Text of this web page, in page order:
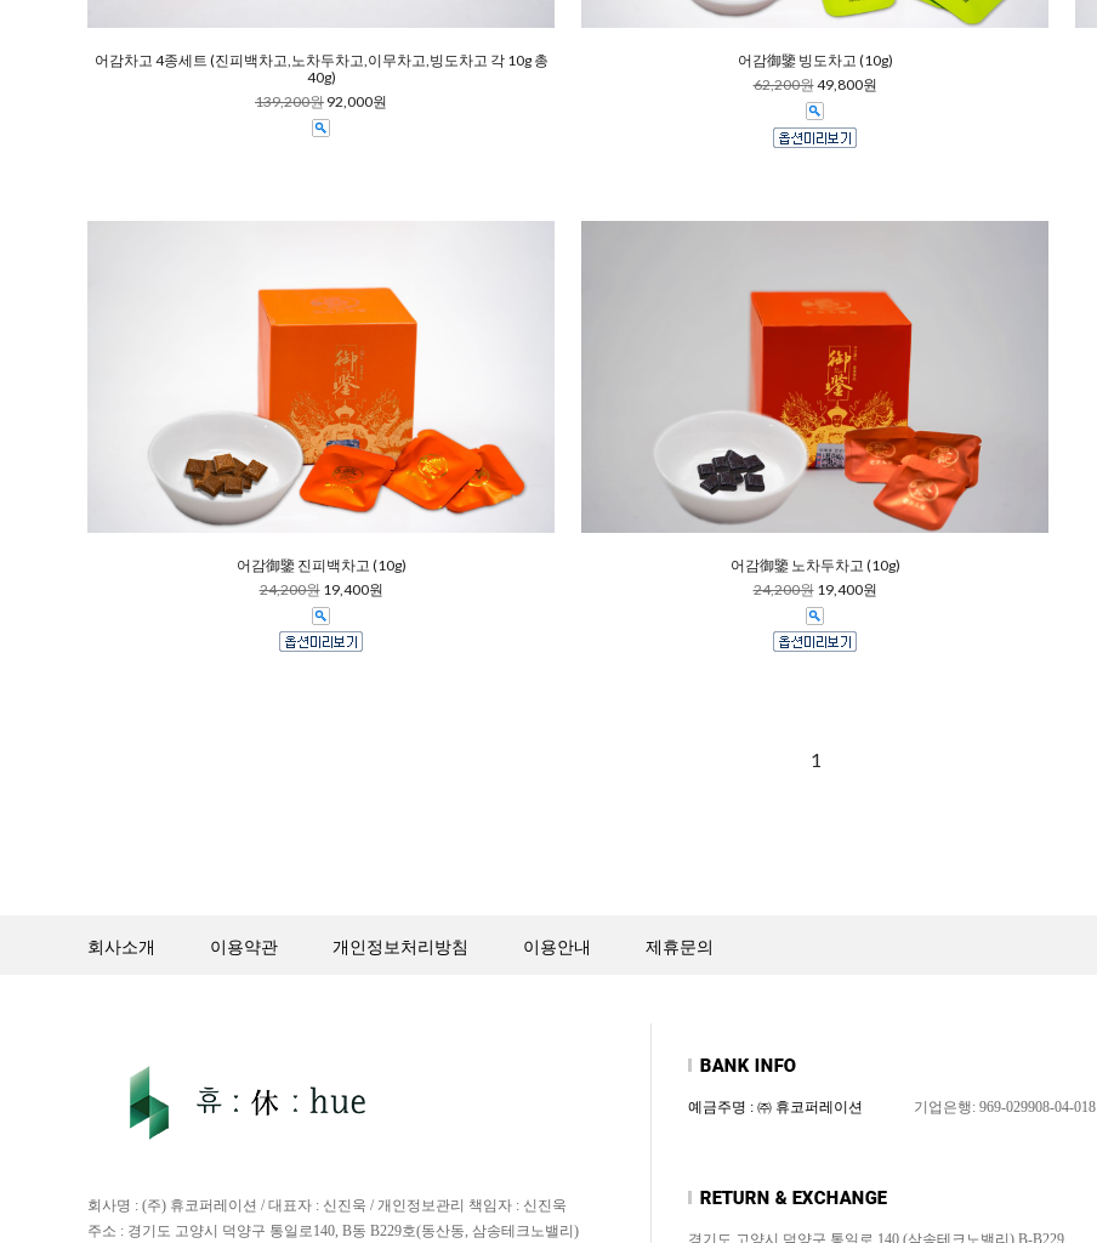
어감차고 4종세트 (진피백차고,노차두차고,이무차고,빙도차고 각 10g 총
40g)
139,200원 92,000원
어감御鑒 빙도차고 (10g)
62,200원49,800원
어감御鑒 진피백차고 (10g)
24,200원 19,400원
어감御鑒 노차두차고 (10g)
24,200원 19,400원
1
회사소개 이용약관 개인정보처리방침 이용안내 제휴문의
회사명 : (주) 휴코퍼레이션 / 대표자 : 신진욱 / 개인정보관리 책임자 : 신진욱
주소 : 경기도 고양시 덕양구 통일로140, B동 B229호(동산동, 삼송테크노밸리)
예금주명 : ㈜ 휴코퍼레이션 기업은행: 969-029908-04-018